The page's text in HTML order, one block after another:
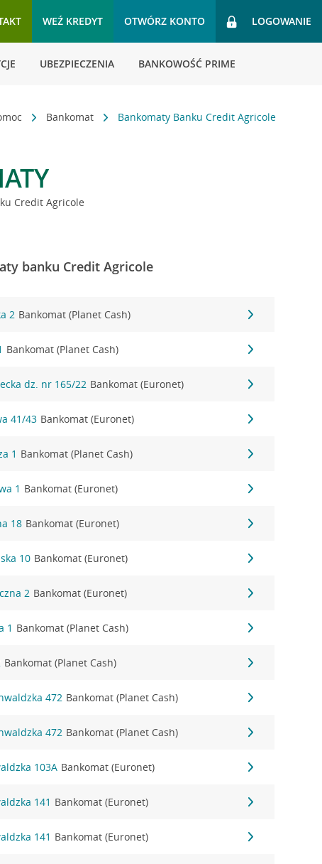
WEŹ KREDYT OTWÓRZ KONTO LOGOWANIE
UBEZPIECZENIA BANKOWOŚĆ PRIME
Bankomat Bankomaty Banku Credit Agricole
Credit Agricole
banku Credit Agricole
2 Bankomat (Planet Cash)
Bankomat (Planet Cash)
dz. nr 165/22 Bankomat (Euronet)
41/43 Bankomat (Euronet)
1 Bankomat (Planet Cash)
1 Bankomat (Euronet)
18 Bankomat (Euronet)
10 Bankomat (Euronet)
2 Bankomat (Euronet)
1 Bankomat (Planet Cash)
Bankomat (Planet Cash)
472 Bankomat (Planet Cash)
472 Bankomat (Planet Cash)
103A Bankomat (Euronet)
141 Bankomat (Euronet)
141 Bankomat (Euronet)